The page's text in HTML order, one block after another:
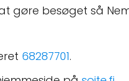
gøre besøget så
68287701.